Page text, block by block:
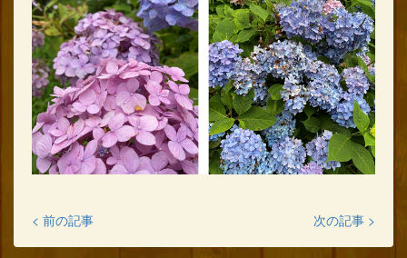
< 前の記事 次の記事 >